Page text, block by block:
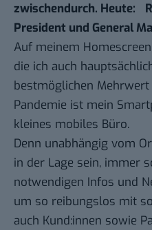
zwischendurch. Heute:
President und General
Auf meinem
die ich auch
bestmöglichen
Pandemie ist mein
kleines mobiles Büro.
Denn unabhängig vom
in der Lage sein, immer
notwendigen Infos und
um so reibungslos mit
auch Kund:innen sowie